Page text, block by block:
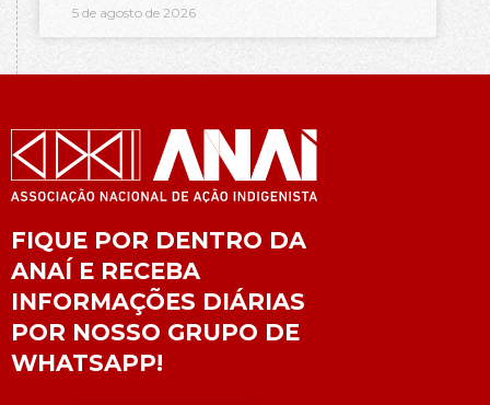
5 de agosto de 2026
FIQUE POR DENTRO DA
ANAÍ E RECEBA
INFORMAÇÕES DIÁRIAS
POR NOSSO GRUPO DE
WHATSAPP!